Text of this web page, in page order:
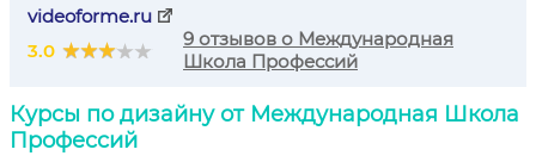
videoforme.ru
3.0
9 отзывов о Международная
Школа Профессий
Курсы по дизайну от Международная Школа
Профессий